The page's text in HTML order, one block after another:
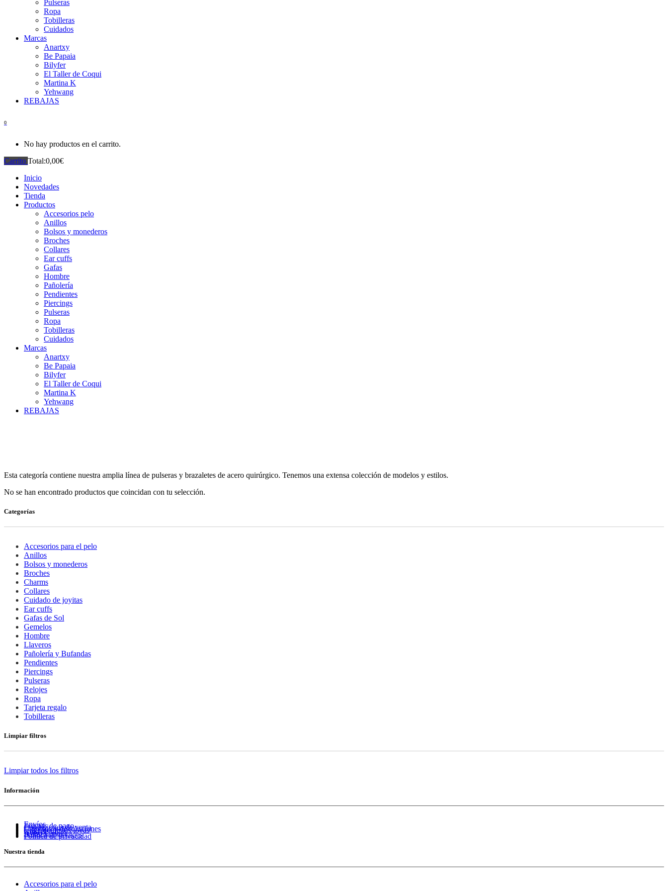
Pulseras
Ropa
Tobilleras
Cuidados
Marcas
Anartxy
Be Papaia
Bilyfer
El Taller de Coqui
Martina K
Yehwang
REBAJAS
0
No hay productos en el carrito.
Carrito Total:0,00€
Inicio
Novedades
Tienda
Productos
Accesorios pelo
Anillos
Bolsos y monederos
Broches
Collares
Ear cuffs
Gafas
Hombre
Pañolería
Pendientes
Piercings
Pulseras
Ropa
Tobilleras
Cuidados
Marcas
Anartxy
Be Papaia
Bilyfer
El Taller de Coqui
Martina K
Yehwang
REBAJAS
Esta categoría contiene nuestra amplia línea de pulseras y brazaletes de acero quirúrgico. Tenemos una extensa colección de modelos y estilos.
No se han encontrado productos que coincidan con tu selección.
Categorías
Accesorios para el pelo
Anillos
Bolsos y monederos
Broches
Charms
Collares
Cuidado de joyitas
Ear cuffs
Gafas de Sol
Gemelos
Hombre
Llaveros
Pañolería y Bufandas
Pendientes
Piercings
Pulseras
Relojes
Ropa
Tarjeta regalo
Tobilleras
Limpiar filtros
Limpiar todos los filtros
Información
Envíos
Formas de pago
Condiciones de venta
Cambios y devoluciones
Cuidado de tus joyas
Guía de tallas
Aviso Legal
Política de cookies
Política de privacidad
Nuestra tienda
Accesorios para el pelo